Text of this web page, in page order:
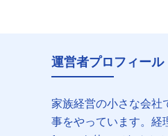
運営者プロフィール
家族経営の小さな会社
事をやっています。経